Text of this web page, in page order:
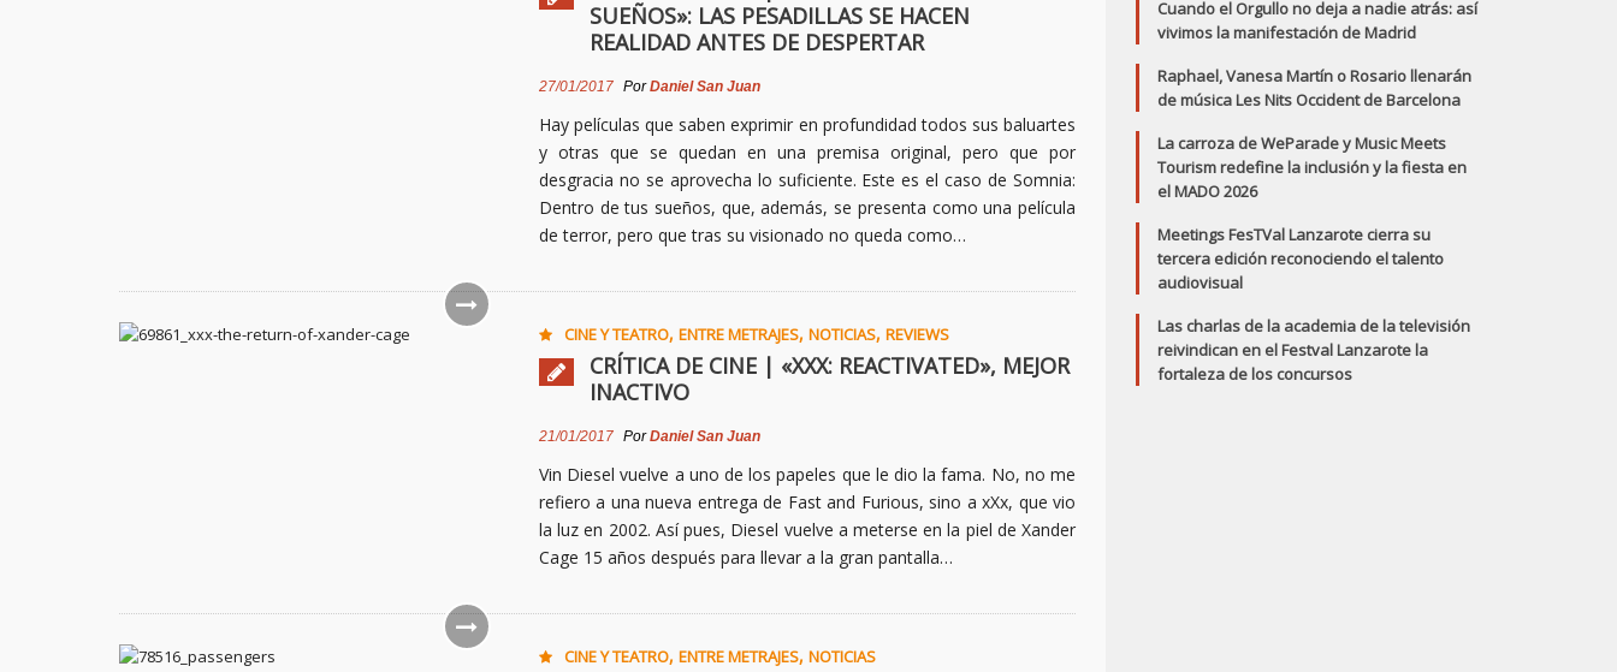
SUEÑOS»: LAS PESADILLAS SE HACEN
REALIDAD ANTES DE DESPERTAR
27/01/2017 PorDaniel San Juan
Hay películas que saben exprimir en profundidad todos sus baluartes
y otras que se quedan en una premisa original, pero que por
desgracia no se aprovecha lo suficiente. Este es el caso de Somnia:
Dentro de tus sueños, que, además, se presenta como una película
de terror, pero que tras su visionado no queda como…
CINE Y TEATRO, ENTRE METRAJES, NOTICIAS, REVIEWS
CRÍTICA DE CINE | «XXX: REACTIVATED», MEJOR
INACTIVO
21/01/2017 PorDaniel San Juan
Vin Diesel vuelve a uno de los papeles que le dio la fama. No, no me
refiero a una nueva entrega de Fast and Furious, sino a xXx, que vio
la luz en 2002. Así pues, Diesel vuelve a meterse en la piel de Xander
Cage 15 años después para llevar a la gran pantalla…
CINE Y TEATRO, ENTRE METRAJES, NOTICIAS
Cuando el Orgullo no deja a nadie atrás: así
vivimos la manifestación de Madrid
Raphael, Vanesa Martín o Rosario llenarán
de música Les Nits Occident de Barcelona
La carroza de WeParade y Music Meets
Tourism redefine la inclusión y la fiesta en
el MADO 2026
Meetings FesTVal Lanzarote cierra su
tercera edición reconociendo el talento
audiovisual
Las charlas de la academia de la televisión
reivindican en el Festval Lanzarote la
fortaleza de los concursos